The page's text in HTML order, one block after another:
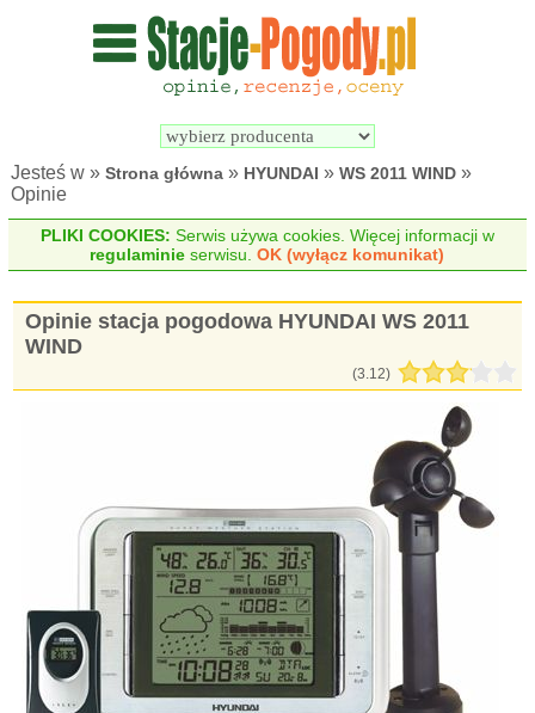
Wyszukiwarka
pogodowych
Jesteś w »Strona główna » HYUNDAI »WS 2011 WIND »
Opinie
PLIKI COOKIES: Serwis używa cookies. Więcej informacji w
regulaminie serwisu.OK (wyłącz komunikat)
Opinie stacja pogodowa HYUNDAI WS 2011
WIND
(3.12)